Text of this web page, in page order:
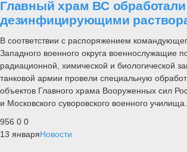
Главный храм ВС обработали
дезинфицирующими
В соответствии с распоряжением
Западного военного округа военнослужащие
радиационной, химической и биологической
танковой армии провели специальную
объектов Главного храма Вооруженных сил
и Московского суворовского военного училища.
956 0 0
13 январяНовости